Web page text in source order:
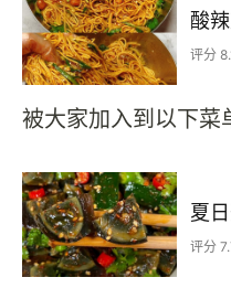
评分
被大家加入到以下菜
评分